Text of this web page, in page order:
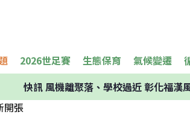
2026世足賽 生態保育 氣候變遷
快訊風機離聚落、學校過近 彰化福漢